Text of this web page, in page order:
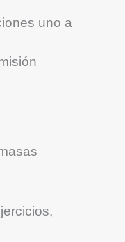
uno a